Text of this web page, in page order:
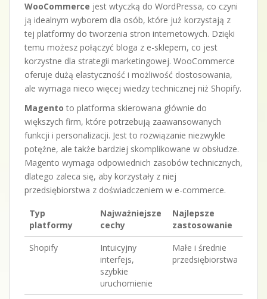
WooCommerce jest wtyczką do WordPressa, co czyni
ją idealnym wyborem dla osób, które już korzystają z
tej platformy do tworzenia stron internetowych. Dzięki
temu możesz połączyć bloga z e-sklepem, co jest
korzystne dla strategii marketingowej. WooCommerce
oferuje dużą elastyczność i możliwość dostosowania,
ale wymaga nieco więcej wiedzy technicznej niż Shopify.
Magento to platforma skierowana głównie do
większych firm, które potrzebują zaawansowanych
funkcji i personalizacji. Jest to rozwiązanie niezwykle
potężne, ale także bardziej skomplikowane w obsłudze.
Magento wymaga odpowiednich zasobów technicznych,
dlatego zaleca się, aby korzystały z niej
przedsiębiorstwa z doświadczeniem w e-commerce.
Typ
platformy
Najważniejsze
cechy
Najlepsze
zastosowanie
Shopify
Intuicyjny
interfejs,
szybkie
uruchomienie
Małe i średnie
przedsiębiorstwa